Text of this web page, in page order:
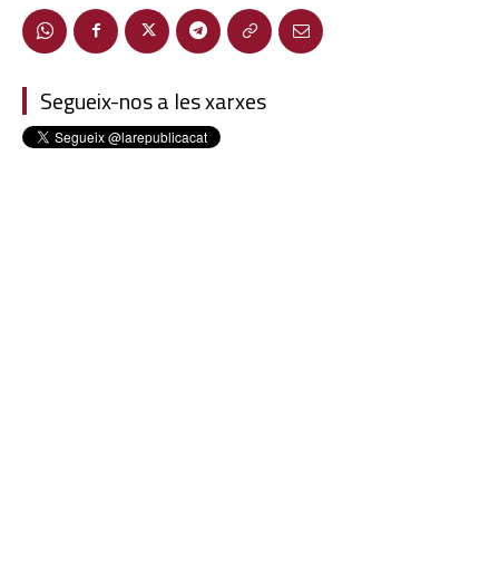
Segueix-nos a les xarxes